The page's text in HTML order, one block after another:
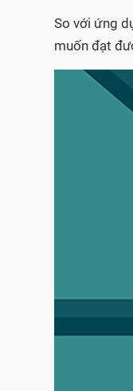
So với ứng
muốn đạt